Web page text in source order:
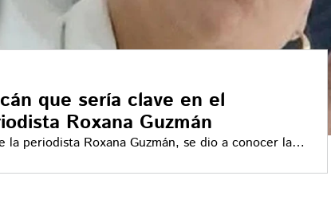
que sería clave en el
Roxana Guzmán
la periodista Roxana Guzmán, se dio a conocer la